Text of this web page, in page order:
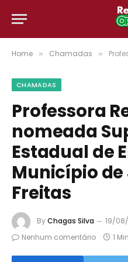
Home » Chamadas » Professora
CHAMADAS
Professora
nomeada
Estadual de
Município de
Freitas
ByChagas Silva 19/
Nenhum comentário
1